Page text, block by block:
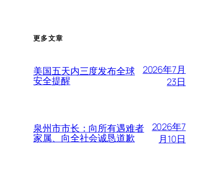
更多文章
美国五天内三度发布全球
安全提醒
2026年7月
23日
泉州市市长：向所有遇难者
家属、向全社会诚恳道歉
2026年7
月10日